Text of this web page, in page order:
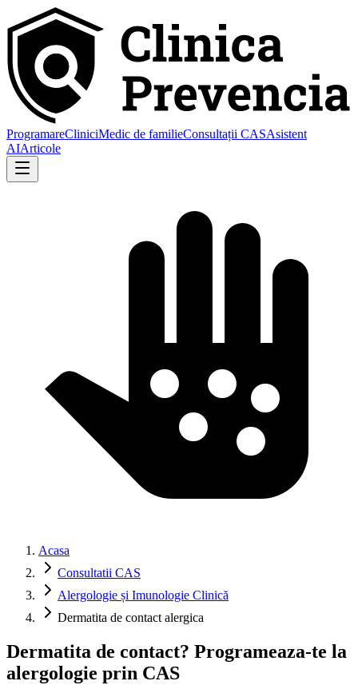
ProgramareCliniciMedic de familieConsultații CASAsistent
AIArticole
Acasa
Consultatii CAS
Alergologie și Imunologie Clinică
Dermatita de contact alergica
Dermatita de contact? Programeaza-te la
alergologie prin CAS